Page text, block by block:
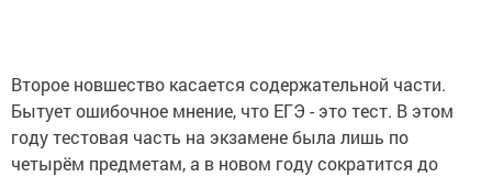
Второе новшество касается содержательной части.
Бытует ошибочное мнение, что ЕГЭ - это тест. В этом
году тестовая часть на экзамене была лишь по
четырём предметам, а в новом году сократится до